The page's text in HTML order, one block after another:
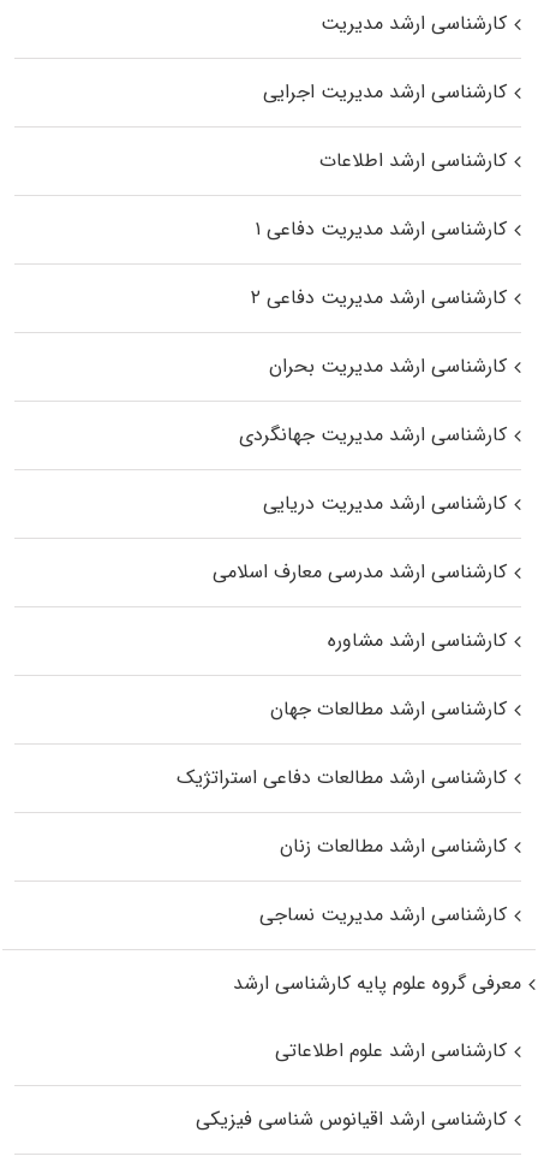
کارشناسی ارشد مدیریت
کارشناسی ارشد مدیریت اجرایی
کارشناسی ارشد اطلاعات
کارشناسی ارشد مدیریت دفاعی ۱
کارشناسی ارشد مدیریت دفاعی ۲
کارشناسی ارشد مدیریت بحران
کارشناسی ارشد مدیریت جهانگردی
کارشناسی ارشد مدیریت دریایی
کارشناسی ارشد مدرسی معارف اسلامی
کارشناسی ارشد مشاوره
کارشناسی ارشد مطالعات جهان
کارشناسی ارشد مطالعات دفاعی استراتژیک
کارشناسی ارشد مطالعات زنان
کارشناسی ارشد مدیریت نساجی
معرفی گروه علوم پایه کارشناسی ارشد
کارشناسی ارشد علوم اطلاعاتی
کارشناسی ارشد اقیانوس‌ شناسی فیزیکی